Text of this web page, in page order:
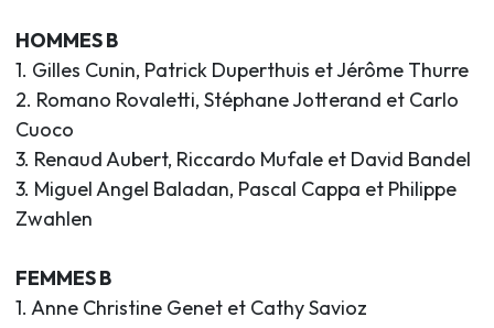
HOMMES B
1. Gilles Cunin, Patrick Duperthuis et Jérôme Thurre
2. Romano Rovaletti, Stéphane Jotterand et Carlo
Cuoco
3. Renaud Aubert, Riccardo Mufale et David Bandel
3. Miguel Angel Baladan, Pascal Cappa et Philippe
Zwahlen
FEMMES B
1. Anne Christine Genet et Cathy Savioz